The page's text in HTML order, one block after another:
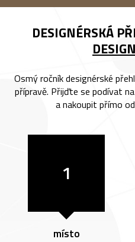
DESIGNÉRSKÁ
Osmý ročník designérské
přípravě. Přijďte se podívat
a nakoupit přímo
1
místo